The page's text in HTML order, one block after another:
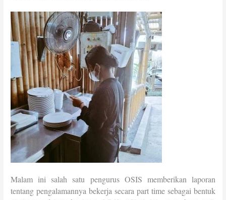
Malam ini salah satu pengurus OSIS memberikan laporan
tentang pengalamannya bekerja secara part time sebagai bentuk